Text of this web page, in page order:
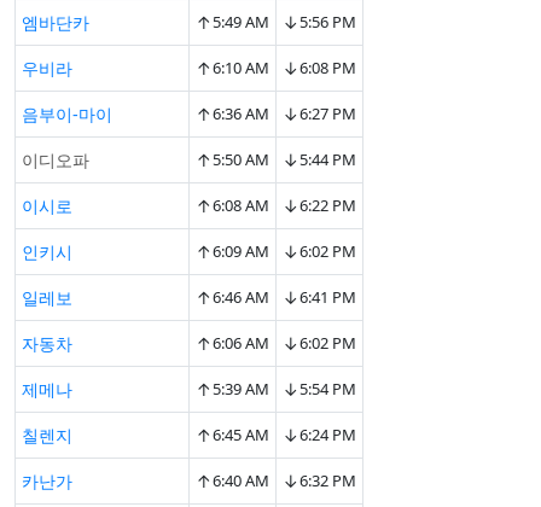
엠바단카 ↑5:49 AM ↓5:56 PM
우비라 ↑6:10 AM ↓6:08 PM
음부이-마이 ↑6:36 AM ↓6:27 PM
이디오파 ↑5:50 AM ↓5:44 PM
이시로 ↑6:08 AM ↓6:22 PM
인키시 ↑6:09 AM ↓6:02 PM
일레보 ↑6:46 AM ↓6:41 PM
자동차 ↑6:06 AM ↓6:02 PM
제메나 ↑5:39 AM ↓5:54 PM
칠렌지 ↑6:45 AM ↓6:24 PM
카난가 ↑6:40 AM ↓6:32 PM